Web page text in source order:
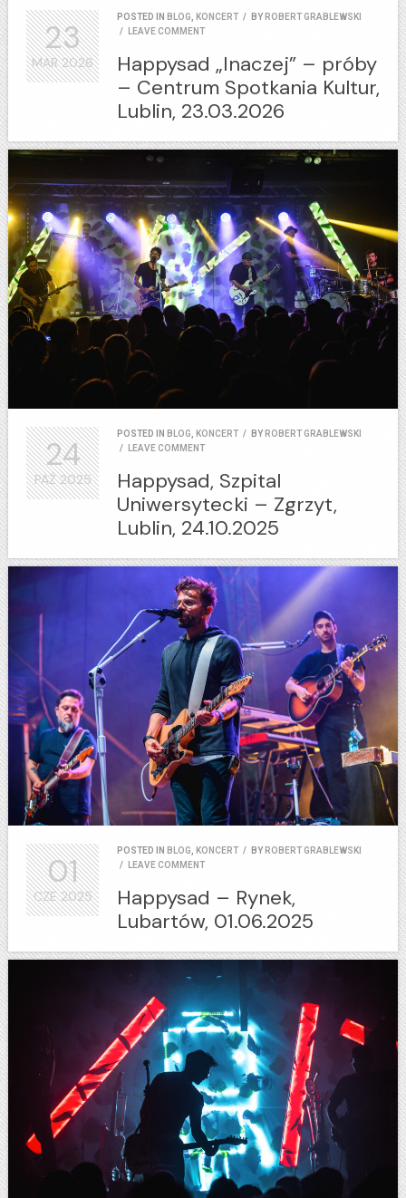
POSTED IN BLOG KONCERT / BY ROBERT GRABLEWSKI
/
LEAVE COMMENT
Happysad „Inaczej” – próby
– Centrum Spotkania Kultur,
Lublin, 23.03.2026
23
MAR2026
POSTED IN BLOG KONCERT / BY ROBERT GRABLEWSKI
/
LEAVE COMMENT
Happysad, Szpital
Uniwersytecki – Zgrzyt,
Lublin, 24.10.2025
24
PAŹ2025
POSTED IN BLOG KONCERT / BY ROBERT GRABLEWSKI
/
LEAVE COMMENT
Happysad – Rynek,
Lubartów, 01.06.2025
01
CZE2025